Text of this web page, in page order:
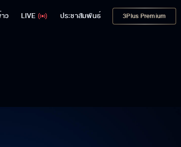
ว LIVE ประชาสัมพันธ์ 3Plus Premium